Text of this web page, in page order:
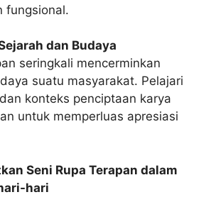
fungsional.
dan Budaya
seringkali mencerminkan
suatu masyarakat. Pelajari
konteks penciptaan karya
untuk memperluas apresiasi
Seni Rupa Terapan dalam
hari